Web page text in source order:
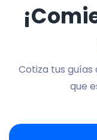
Cotiza tus
que